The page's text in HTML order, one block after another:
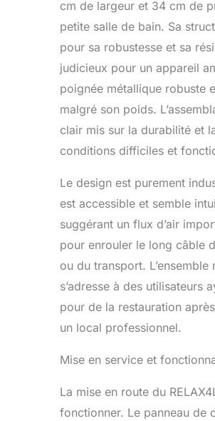
cm de largeur et 34 cm de
petite salle de bain. Sa
pour sa robustesse et sa
judicieux pour un appareil
poignée métallique robuste
malgré son poids.
clair mis sur la durabilité et
conditions difficiles et
Le design est purement
est accessible et semble
suggérant un flux d’air
pour enrouler le long câble
ou du transport.
s’adresse à des utilisateurs
pour de la restauration
un local professionnel.
Mise en service et
La mise en route du
fonctionner. Le panneau de